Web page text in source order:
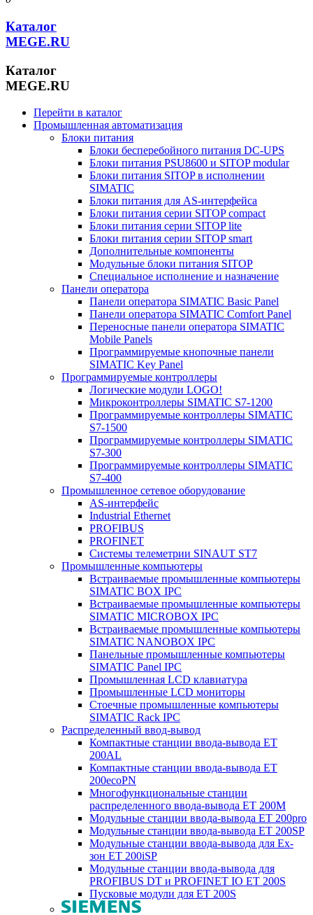
Каталог
MEGE.RU
Каталог
MEGE.RU
Перейти в каталог
Промышленная автоматизация
Блоки питания
Блоки бесперебойного питания DC-UPS
Блоки питания PSU8600 и SITOP modular
Блоки питания SITOP в исполнении
SIMATIC
Блоки питания для AS-интерфейса
Блоки питания серии SITOP compact
Блоки питания серии SITOP lite
Блоки питания серии SITOP smart
Дополнительные компоненты
Модульные блоки питания SITOP
Специальное исполнение и назначение
Панели оператора
Панели оператора SIMATIC Basic Panel
Панели оператора SIMATIC Comfort Panel
Переносные панели оператора SIMATIC
Mobile Panels
Программируемые кнопочные панели
SIMATIC Key Panel
Программируемые контроллеры
Логические модули LOGO!
Микроконтроллеры SIMATIC S7-1200
Программируемые контроллеры SIMATIC
S7-1500
Программируемые контроллеры SIMATIC
S7-300
Программируемые контроллеры SIMATIC
S7-400
Промышленное сетевое оборудование
AS-интерфейс
Industrial Ethernet
PROFIBUS
PROFINET
Системы телеметрии SINAUT ST7
Промышленные компьютеры
Встраиваемые промышленные компьютеры
SIMATIC BOX IPC
Встраиваемые промышленные компьютеры
SIMATIC MICROBOX IPC
Встраиваемые промышленные компьютеры
SIMATIC NANOBOX IPC
Панельные промышленные компьютеры
SIMATIC Panel IPC
Промышленная LCD клавиатура
Промышленные LCD мониторы
Стоечные промышленные компьютеры
SIMATIC Rack IPC
Распределенный ввод-вывод
Компактные станции ввода-вывода ET
200AL
Компактные станции ввода-вывода ET
200ecoPN
Многофункциональные станции
распределенного ввода-вывода ET 200M
Модульные станции ввода-вывода ET 200pro
Модульные станции ввода-вывода ET 200SP
Модульные станции ввода-вывода для Ex-
зон ET 200iSP
Модульные станции ввода-вывода для
PROFIBUS DT и PROFINET IO ET 200S
Пусковые модули для ET 200S